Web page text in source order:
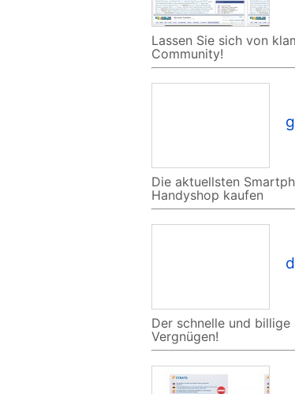
Lassen Sie sich von
Community!
Die aktuellsten
Handyshop kaufen
Der schnelle und billige
Vergnügen!